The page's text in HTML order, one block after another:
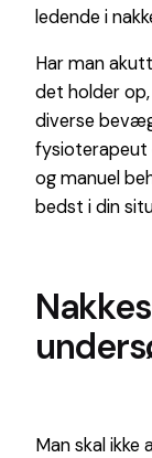
ledende i
Har man
det holder
diverse
fysioterapeut
og manuel
bedst i din
Man skal